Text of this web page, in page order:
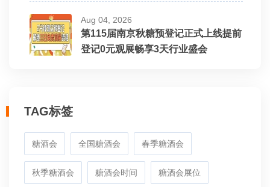
Aug 04, 2026
第115届南京秋糖预登记正式上线提前
登记0元观展畅享3天行业盛会
TAG标签
糖酒会 全国糖酒会 春季糖酒会
秋季糖酒会 糖酒会时间 糖酒会展位